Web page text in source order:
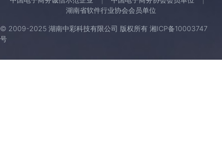
湖南省软件行业协会会员单位
© 2009-2025 湖南中彩科技有限公司 版权所有 湘ICP备10003747
号